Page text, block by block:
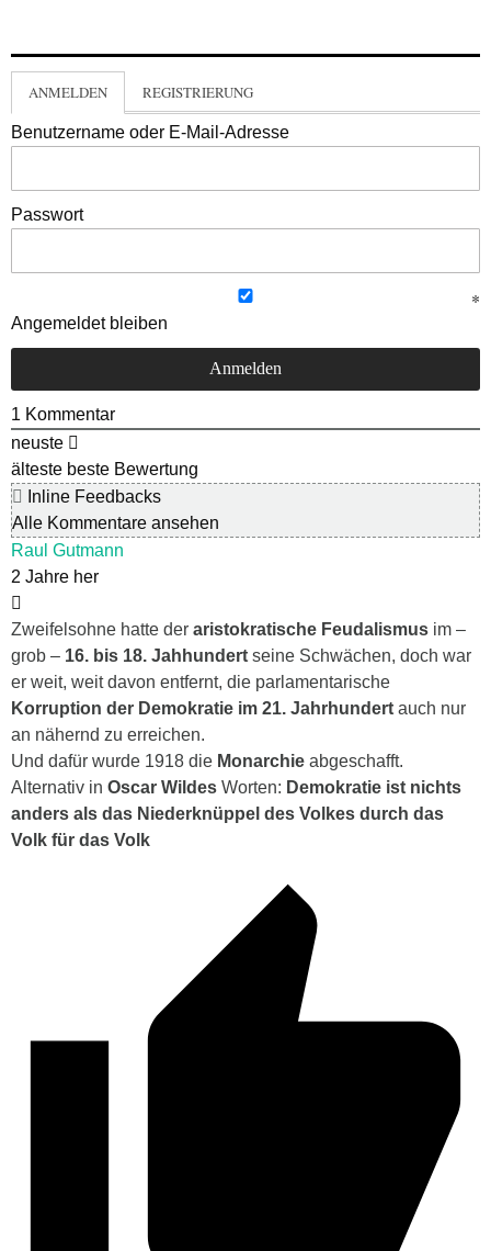
ANMELDEN REGISTRIERUNG
Benutzername oder E-Mail-Adresse
Passwort
Angemeldet bleiben
1 Kommentar
neuste
älteste beste Bewertung
Inline Feedbacks
Alle Kommentare ansehen
Raul Gutmann
2 Jahre her
Zweifelsohne hatte der aristokratische Feudalismus im –
grob – 16. bis 18. Jahhundert seine Schwächen, doch war
er weit, weit davon entfernt, die parlamentarische
Korruption der Demokratie im 21. Jahrhundert auch nur
an nähernd zu erreichen.
Und dafür wurde 1918 die Monarchie abgeschafft.
Alternativ in Oscar Wildes Worten: Demokratie ist nichts
anders als das Niederknüppel des Volkes durch das
Volk für das Volk